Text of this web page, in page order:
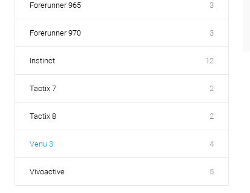
Forerunner 965 3
Forerunner 970 3
Instinct 12
Tactix 7 2
Tactix 8 2
Venu 3 4
Vivoactive 5